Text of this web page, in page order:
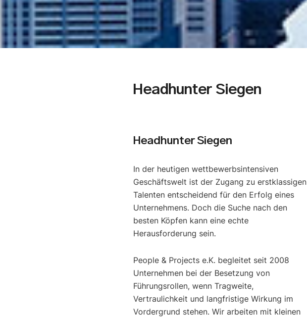
Headhunter Siegen
Headhunter Siegen
In der heutigen wettbewerbsintensiven
Geschäftswelt ist der Zugang zu erstklassigen
Talenten entscheidend für den Erfolg eines
Unternehmens. Doch die Suche nach den
besten Köpfen kann eine echte
Herausforderung sein.
People & Projects e.K. begleitet seit 2008
Unternehmen bei der Besetzung von
Führungsrollen, wenn Tragweite,
Vertraulichkeit und langfristige Wirkung im
Vordergrund stehen. Wir arbeiten mit kleinen